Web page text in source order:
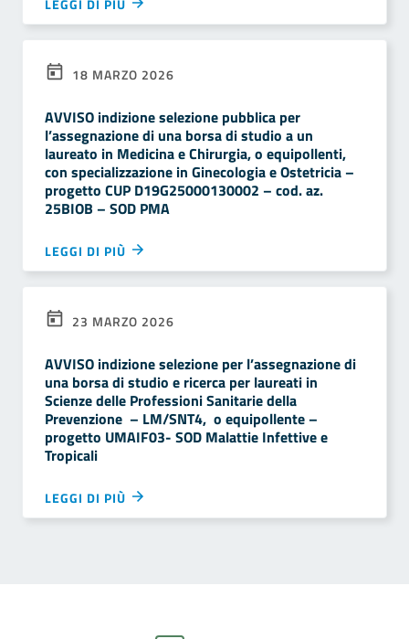
23 MARZO 2026
AVVISO indizione selezione per l’assegnazione di
una borsa di studio e ricerca per laureati in
Scienze delle Professioni Sanitarie della
Prevenzione – LM/SNT4, o equipollente –
progetto UMAIF03- SOD Malattie Infettive e
Tropicali
LEGGI DI PIÙ
18 MARZO 2026
AVVISO indizione selezione pubblica per
l’assegnazione di una borsa di studio a un
laureato in Medicina e Chirurgia, o equipollenti,
con specializzazione in Ginecologia e Ostetricia –
progetto CUP D19G25000130002 – cod. az.
25BIOB – SOD PMA
LEGGI DI PIÙ
LEGGI DI PIÙ